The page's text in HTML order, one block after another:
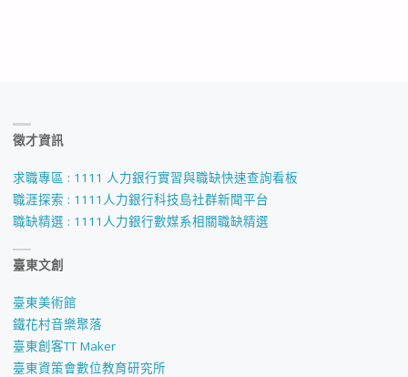
徵才資訊
求職專區 : 1111 人力銀行實習與職缺快速查詢看板
職涯探索 : 1111人力銀行科技島社群新聞平台
職缺精選 : 1111人力銀行數媒系相關職缺精選
臺東文創
臺東美術館
鐵花村音樂聚落
臺東創客TT Maker
臺東資策會數位教育研究所